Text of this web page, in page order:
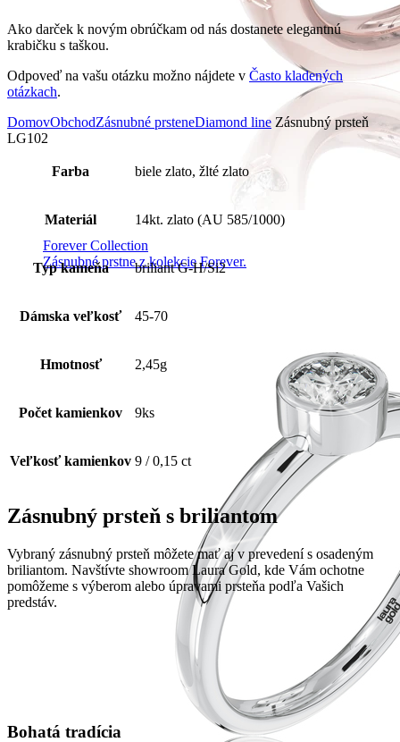
Forever Collection
Zásnubné prstne z kolekcie Forever.
Ako darček k novým obrúčkam od nás dostanete elegantnú
krabičku s taškou.
Odpoveď na vašu otázku možno nájdete v Často kladených
otázkach.
DomovObchodZásnubné prsteneDiamond line Zásnubný prsteň
LG102
Farba biele zlato, žlté zlato
Materiál 14kt. zlato (AU 585/1000)
Typ kameňa briliant G-H/Si2
Dámska veľkosť 45-70
Hmotnosť 2,45g
Počet kamienkov 9ks
Veľkosť kamienkov 9 / 0,15 ct
Zásnubný prsteň s briliantom
Vybraný zásnubný prsteň môžete mať aj v prevedení s osadeným
briliantom. Navštívte showroom Laura Gold, kde Vám ochotne
pomôžeme s výberom alebo úpravami prsteňa podľa Vašich
predstáv.
Bohatá tradícia